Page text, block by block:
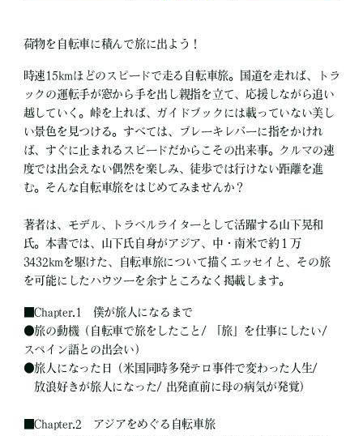
荷物を自転車に積んで旅に出よう！
時速15kmほどのスピードで走る自転車旅。国道を走れば、トラ
ックの運転手が窓から手を出し親指を立て、応援しながら追い
越していく。峠を上れば、ガイドブックには載っていない美し
い景色を見つける。すべては、ブレーキレバーに指をかけれ
ば、すぐに止まれるスピードだからこその出来事。クルマの速
度では出会えない偶然を楽しみ、徒歩では行けない距離を進
む。そんな自転車旅をはじめてみませんか？
著者は、モデル、トラベルライターとして活躍する山下晃和
氏。本書では、山下氏自身がアジア、中・南米で約１万
3432kmを駆けた、自転車旅について描くエッセイと、その旅
を可能にしたハウツーを余すところなく掲載します。
■Chapter.1 僕が旅人になるまで
●旅の動機（自転車で旅をしたこと/ 「旅」を仕事にしたい/
スペイン語との出会い）
●旅人になった日（米国同時多発テロ事件で変わった人生/
放浪好きが旅人になった/ 出発直前に母の病気が発覚）
■Chapter.2 アジアをめぐる自転車旅